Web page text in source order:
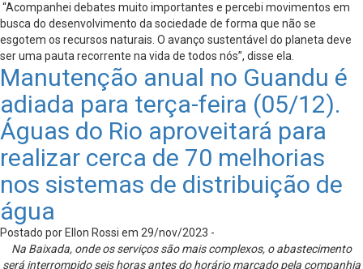
“Acompanhei debates muito importantes e percebi movimentos em
busca do desenvolvimento da sociedade de forma que não se
esgotem os recursos naturais. O avanço sustentável do planeta deve
ser uma pauta recorrente na vida de todos nós”, disse ela.
Manutenção anual no Guandu é
adiada para terça-feira (05/12).
Águas do Rio aproveitará para
realizar cerca de 70 melhorias
nos sistemas de distribuição de
água
Postado por Ellon Rossi em 29/nov/2023 -
Na Baixada, onde os serviços são mais complexos, o abastecimento
será interrompido seis horas antes do horário marcado pela companhia